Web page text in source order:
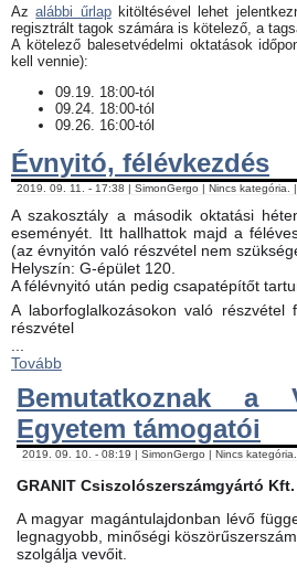
Azalábbi űrlapkitöltésével lehet
regisztrált tagok számára is kötelező, a
​A kötelező balesetvédelmi oktatások
kell vennie):
09.19. 18:00-tól
09.24. 18:00-tól
09.26. 16:00-tól
Évnyitó, félévkezdés
2019. 09. 11. - 17:38 | SimonGergo | Nincs kategória. |
A szakosztály a második oktatási
eseményét. Itt hallhattok majd a
(az évnyitón való részvétel nem
Helyszín: G-épület 120.
A félévnyitó után pedig csapatépítőt
A laborfoglalkozásokon való
részvétel
Tovább
Bemutatkoznak a
Egyetem támogatói
2019. 09. 10. - 08:19 | SimonGergo | Nincs
GRANIT Csiszolószerszámgyártó Kft.
A magyar magántulajdonban lévő
legnagyobb, minőségi
szolgálja vevőit.